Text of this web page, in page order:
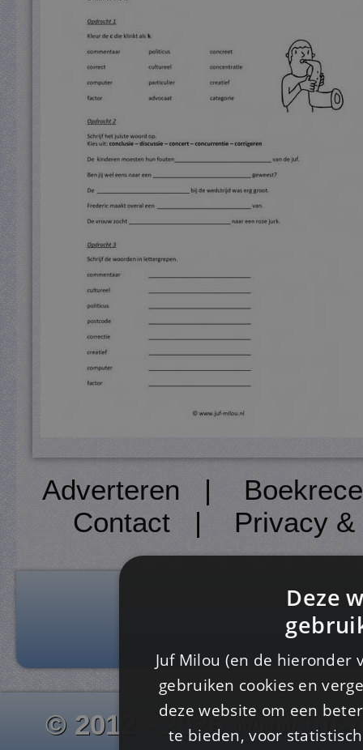
Adverteren |
Contact| Privacy
© 2012 - 2026
Deze
Juf Milou (en de
gebruiken cookies en
deze website om een
te bieden, voor